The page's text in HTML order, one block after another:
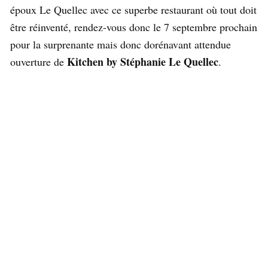
époux Le Quellec avec ce superbe restaurant où tout doit
être réinventé, rendez-vous donc le 7 septembre prochain
pour la surprenante mais donc dorénavant attendue
ouverture de Kitchen by Stéphanie Le Quellec.